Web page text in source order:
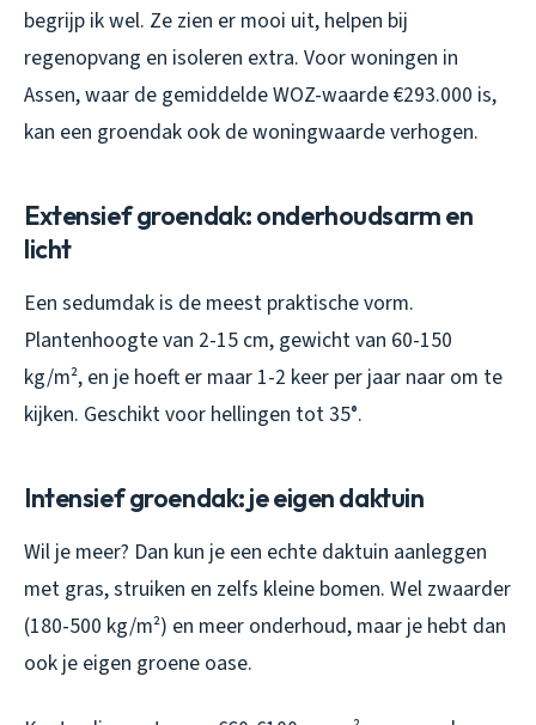
begrijp ik wel. Ze zien er mooi uit, helpen bij
regenopvang en isoleren extra. Voor woningen in
Assen, waar de gemiddelde WOZ-waarde €293.000 is,
kan een groendak ook de woningwaarde verhogen.
Extensief groendak: onderhoudsarm en
licht
Een sedumdak is de meest praktische vorm.
Plantenhoogte van 2-15 cm, gewicht van 60-150
kg/m², en je hoeft er maar 1-2 keer per jaar naar om te
kijken. Geschikt voor hellingen tot 35°.
Intensief groendak: je eigen daktuin
Wil je meer? Dan kun je een echte daktuin aanleggen
met gras, struiken en zelfs kleine bomen. Wel zwaarder
(180-500 kg/m²) en meer onderhoud, maar je hebt dan
ook je eigen groene oase.